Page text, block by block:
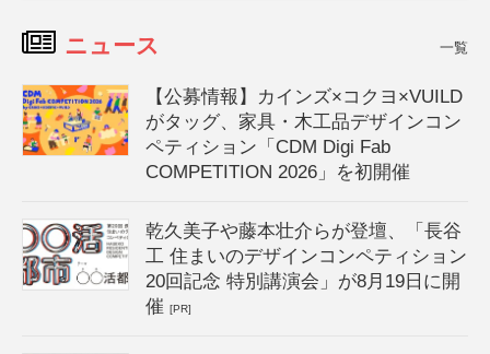
ニュース 一覧
【公募情報】カインズ×コクヨ×VUILD
がタッグ、家具・木工品デザインコン
ペティション「CDM Digi Fab
COMPETITION 2026」を初開催
乾久美子や藤本壮介らが登壇、「長谷
工 住まいのデザインコンペティション
20回記念 特別講演会」が8月19日に開
催[PR]